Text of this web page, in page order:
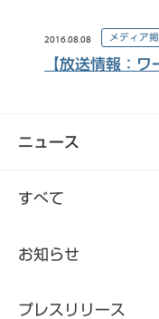
2016.08.08 メディア
【放送情報：ワ
ニュース
すべて
お知らせ
プレスリリース